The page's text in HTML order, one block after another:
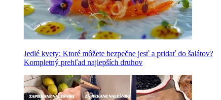
Jedlé kvety: Ktoré môžete bezpečne jesť a pridať do šalátov?
Kompletný prehľad najlepších druhov